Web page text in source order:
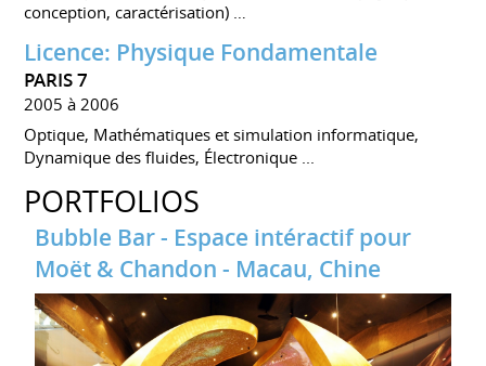
conception, caractérisation) …
Licence: Physique Fondamentale
PARIS 7
2005 à 2006
Optique, Mathématiques et simulation informatique,
Dynamique des fluides, Électronique ...
PORTFOLIOS
Bubble Bar - Espace intéractif pour
Moët & Chandon - Macau, Chine